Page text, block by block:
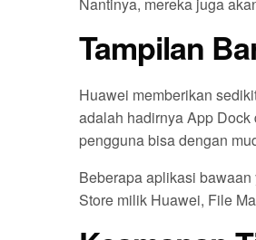
Tampilan
Huawei memberikan
adalah hadirnya App Dock
pengguna bisa dengan
Beberapa aplikasi
Store milik Huawei, File